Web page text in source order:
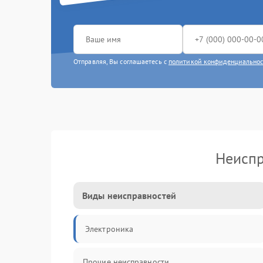
Отправляя, Вы соглашаетесь с политикой
Виды неисправностей
Электроника